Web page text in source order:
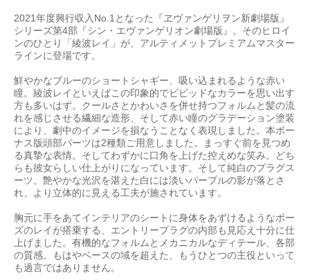
2021年度興行収入No.1となった『ヱヴァンゲリヲン新劇場版』
シリーズ第4部『シン・エヴァンゲリオン劇場版』。そのヒロイ
ンのひとり「綾波レイ」が、アルティメットプレミアムマスター
ラインに登場です。
鮮やかなブルーのショートシャギー、吸い込まれるような赤い
瞳。綾波レイといえばこの印象的でビビッドなカラーを思い出す
方も多いはず。クールさとかわいさを併せ持つフォルムと髪の流
れを感じさせる繊細な造形、そして赤い瞳のグラデーション塗装
により、劇中のイメージを損なうことなく表現しました。本ボー
ナス版頭部パーツは2種類ご用意しました。まっすぐ前を見つめ
る真摯な表情。そしてわずかに口角を上げた控えめな笑み。どち
らも彼女らしい仕上がりになっています。そして純白のプラグス
ーツ。艶やかな光沢を湛えた白には淡いパープルの影が落とさ
れ、より立体的に見える工夫が施されています。
胸元に手をあてインテリアのシートに身体をあずけるようなポー
ズのレイが搭乗する、エントリープラグの内部も見応え十分に仕
上げました。有機的なフォルムとメカニカルなディテール、各部
の質感。もはやベースの域を超えた、もうひとつの主役といって
も過言ではありません。